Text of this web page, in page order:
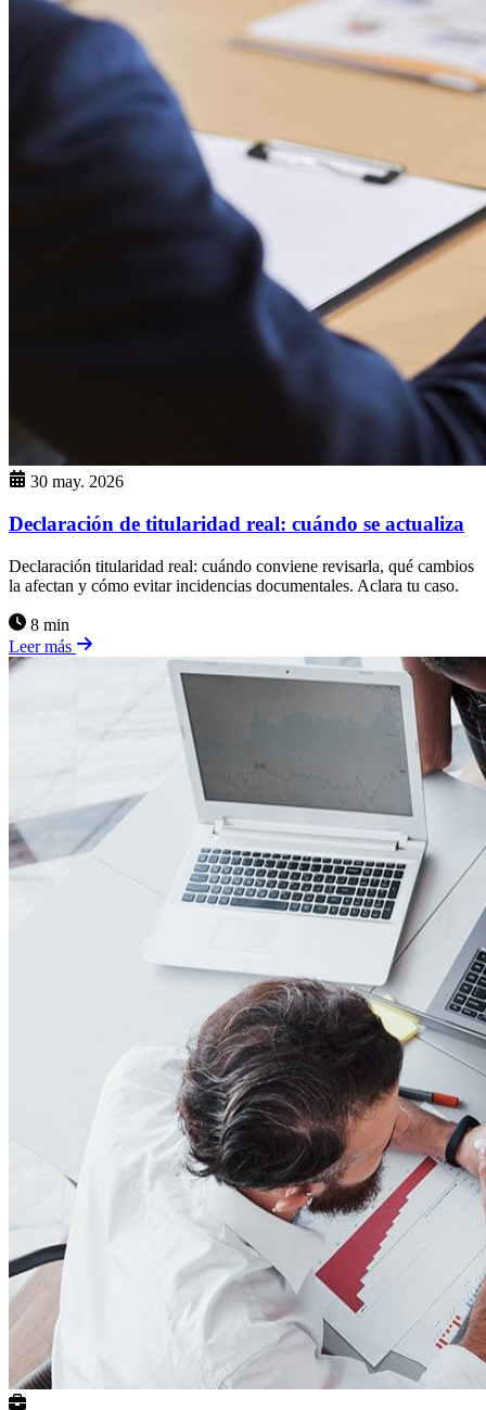
30 may. 2026
Declaración de titularidad real: cuándo se actualiza
Declaración titularidad real: cuándo conviene revisarla, qué cambios
la afectan y cómo evitar incidencias documentales. Aclara tu caso.
8 min
Leer más